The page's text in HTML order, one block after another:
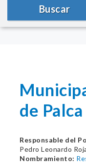
Buscar
de
Responsable del
Pedro Leonardo
Nombramiento: